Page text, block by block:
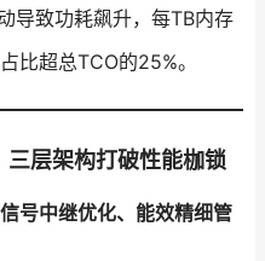
导致功耗飙升，每TB内存
比超总TCO的25%。
层架构打破性能枷锁
号中继优化、能效精细管